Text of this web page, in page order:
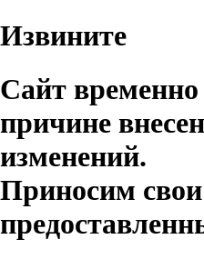
Извините
Сайт временно
причине
изменений.
Приносим